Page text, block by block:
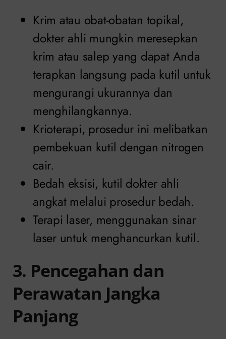
Krim atau obat-obatan topikal,
dokter ahli mungkin meresepkan
krim atau salep yang dapat Anda
terapkan langsung pada kutil untuk
mengurangi ukurannya dan
menghilangkannya.
Krioterapi, prosedur ini melibatkan
pembekuan kutil dengan nitrogen
cair.
Bedah eksisi, kutil dokter ahli
angkat melalui prosedur bedah.
Terapi laser, menggunakan sinar
laser untuk menghancurkan kutil.
3. Pencegahan dan
Perawatan Jangka
Panjang